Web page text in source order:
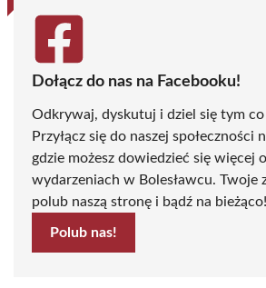
Dołącz do nas na Facebooku!
Odkrywaj, dyskutuj i dziel się tym co
Przyłącz się do naszej społeczności
gdzie możesz dowiedzieć się więcej
wydarzeniach w Bolesławcu. Twoje
polub naszą stronę i bądź na bieżąco!
Polub nas!